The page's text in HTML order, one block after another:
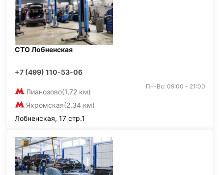
СТО Лобненская
+7 (499) 110-53-06
Лианозово(1,72 км)
Яхромская(2,34 км)
Пн-Вс: 09:00 - 21:00
Лобненская, 17 стр.1